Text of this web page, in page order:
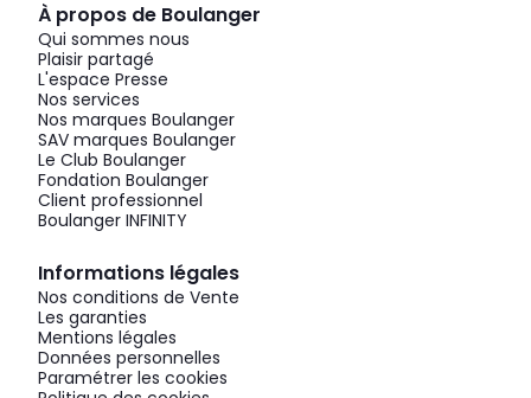
À propos de Boulanger
Qui sommes nous
Plaisir partagé
L'espace Presse
Nos services
Nos marques Boulanger
SAV marques Boulanger
Le Club Boulanger
Fondation Boulanger
Client professionnel
Boulanger INFINITY
Informations légales
Nos conditions de Vente
Les garanties
Mentions légales
Données personnelles
Paramétrer les cookies